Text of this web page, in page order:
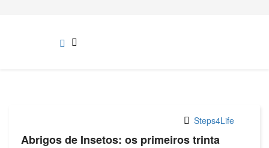
Steps4Life
Abrigos de Insetos: os primeiros trinta